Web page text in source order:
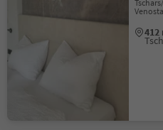
Venosta
412